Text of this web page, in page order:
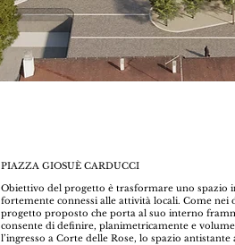
PIAZZA GIOSUÈ CARDUCCI
Obiettivo del progetto è trasformare uno spazio
fortemente connessi alle attività locali. Come nei
progetto proposto che porta al suo interno
consente di definire, planimetricamente e
l’ingresso a Corte delle Rose, lo spazio